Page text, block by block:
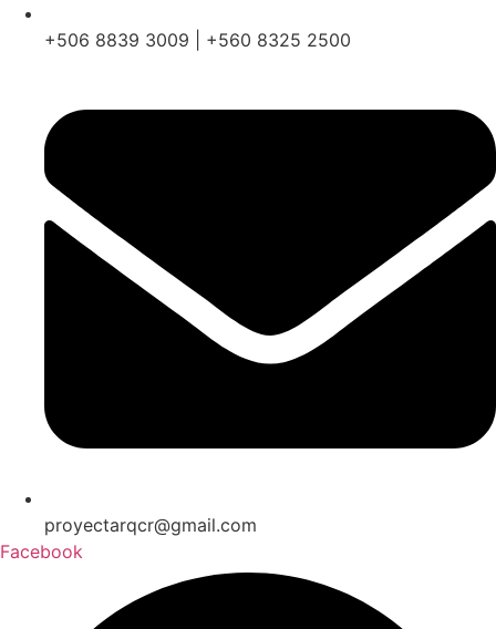
+506 8839 3009 | +560 8325 2500
proyectarqcr@gmail.com
Facebook